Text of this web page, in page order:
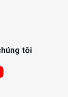
tôi